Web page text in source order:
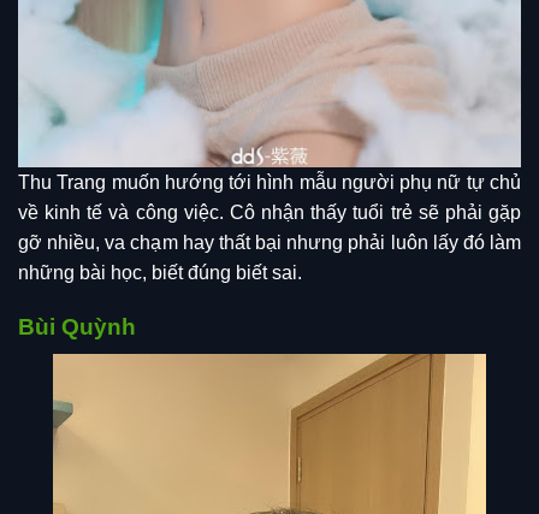
Thu Trang muốn hướng tới hình mẫu người phụ nữ tự chủ
về kinh tế và công việc. Cô nhận thấy tuổi trẻ sẽ phải gặp
gỡ nhiều, va chạm hay thất bại nhưng phải luôn lấy đó làm
những bài học, biết đúng biết sai.
Bùi Quỳnh